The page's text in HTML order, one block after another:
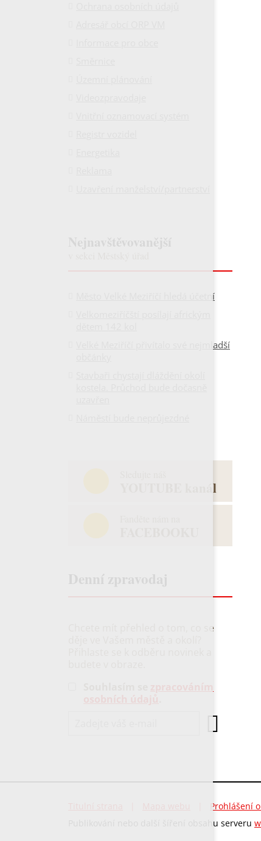
Město Velké Meziříčí hledá účetní
Velké Meziříčí přivítalo své nejmladší
YOUTUBE kanál
Chcete mít přehled o tom, co se
Prohlášení
Publikování nebo další šíření obsahu serveru